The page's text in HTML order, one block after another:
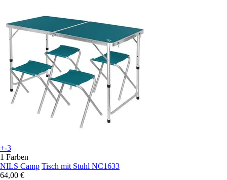
+-3
1 Farben
NILS Camp Tisch mit Stuhl NC1633
64,00 €